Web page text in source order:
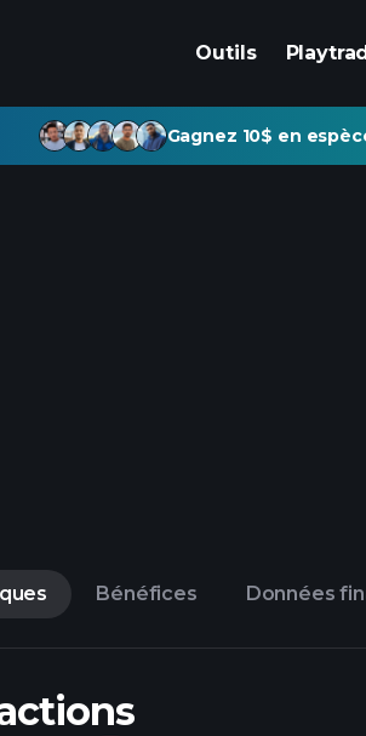
Outils
Gagnez 10$ en
Bénéfices Données